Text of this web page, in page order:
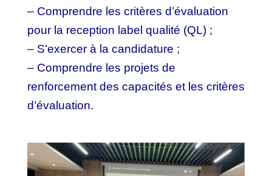
– Comprendre les critères d’évaluation
pour la reception label qualité (QL) ;
– S’exercer à la candidature ;
– Comprendre les projets de
renforcement des capacités et les critères
d’évaluation.